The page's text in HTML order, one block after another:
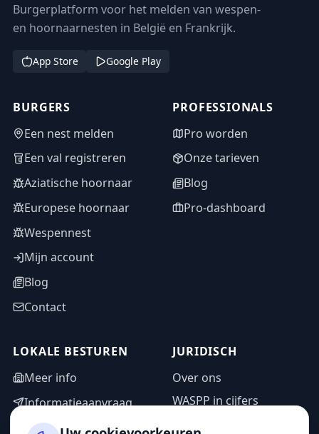
Burgerplatform voor het melden van wespen-
en hoornaarnesten in België en Frankrijk.
App Store Google Play
BURGERS
Een nest melden
Een val registreren
Aziatische hoornaar
Europese hoornaar
Wespennest
Mijn account
Blog
Contact
PROFESSIONALS
Pro worden
Onze tarieven
Blog
Pro-dashboard
LOKALE BESTUREN
Meer info
Informatieaanvraag
Adminzone
JURIDISCH
Over ons
WASPP in cijfers